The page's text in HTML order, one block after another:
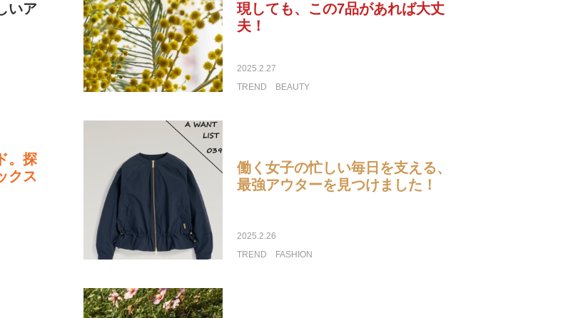
いア
現しても、この7品があれば大丈
夫！
2025.2.27
TREND
BEAUTY
。探
クス
働く女子の忙しい毎日を支える、
最強アウターを見つけました！
2025.2.26
TREND
FASHION